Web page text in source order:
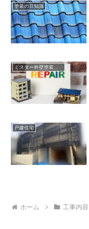
塗装の豆知識
戸建住宅
ホーム 工事内容